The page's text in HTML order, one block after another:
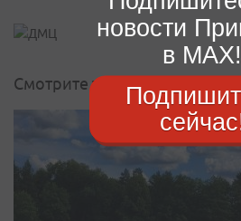
Смотрите также
новости
в MAX!